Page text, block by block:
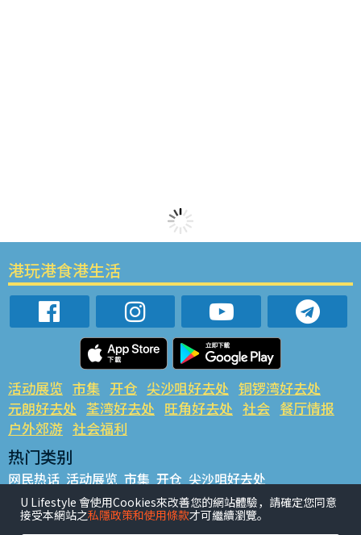
港玩港食港生活
活动展览 市集 开仓 尖沙咀好去处 铜锣湾好去处
元朗好去处 荃湾好去处 旺角好去处 社会 餐厅情报
户外郊游 社会福利
热门类别
网民热话 活动展览 市集 开仓 尖沙咀好去处
铜锣湾好去处 元朗好去处 荃湾好去处 旺角好去处 社会
餐厅情报 户外郊游
U Lifestyle 會使用Cookies來改善您的網站體驗，請確定您同意
接受本網站之私隱政策和使用條款才可繼續瀏覽。